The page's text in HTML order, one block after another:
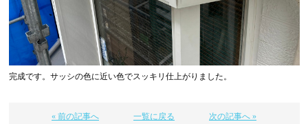
完成です。サッシの色に近い色でスッキリ仕上がりました。
« 前の記事へ 一覧に戻る 次の記事へ »